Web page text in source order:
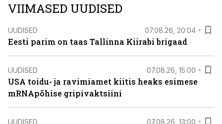
VIIMASED UUDISED
UUDISED 07.08.26, 20:04
Eesti parim on taas Tallinna Kiirabi brigaad
UUDISED 07.08.26, 15:00
USA toidu- ja ravimiamet kiitis heaks esimese
mRNApõhise gripivaktsiini
UUDISED 07.08.26, 13:00